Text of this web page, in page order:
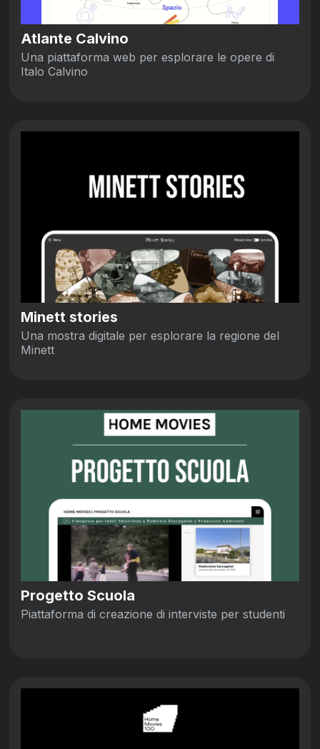
Atlante Calvino
Una piattaforma web per esplorare le opere di
Italo Calvino
Minett stories
Una mostra digitale per esplorare la regione del
Minett
Progetto Scuola
Piattaforma di creazione di interviste per studenti